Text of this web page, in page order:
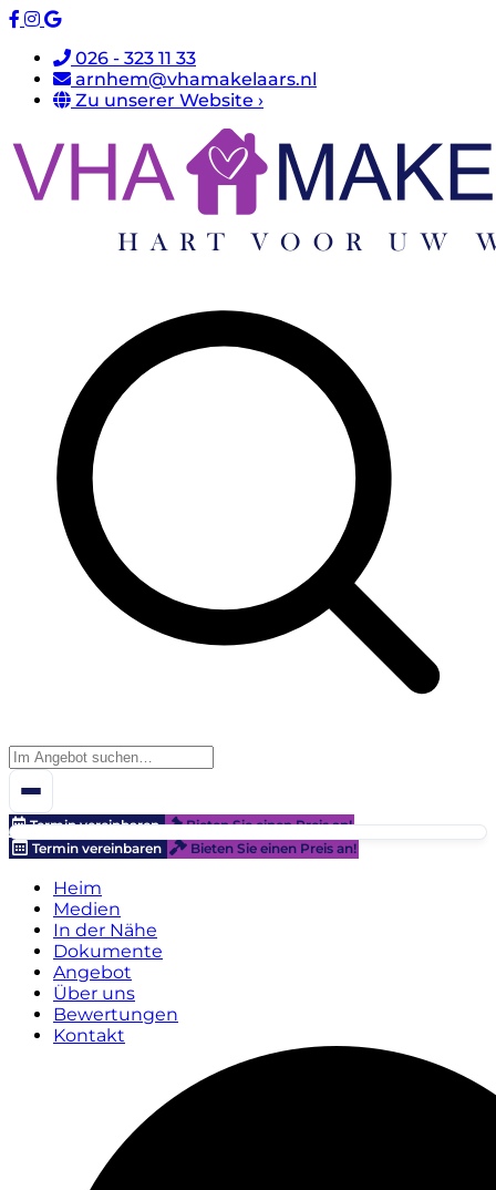
026 - 323 11 33
arnhem@vhamakelaars.nl
Zu unserer Website ›
Termin vereinbaren
Bieten Sie einen Preis an!
Termin vereinbaren
Bieten Sie einen Preis an!
Heim
Medien
In der Nähe
Dokumente
Angebot
Über uns
Bewertungen
Kontakt